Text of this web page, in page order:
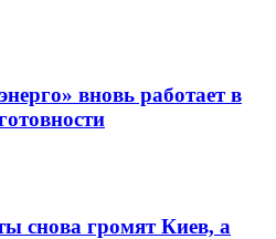
вновь работает в
снова громят Киев, а